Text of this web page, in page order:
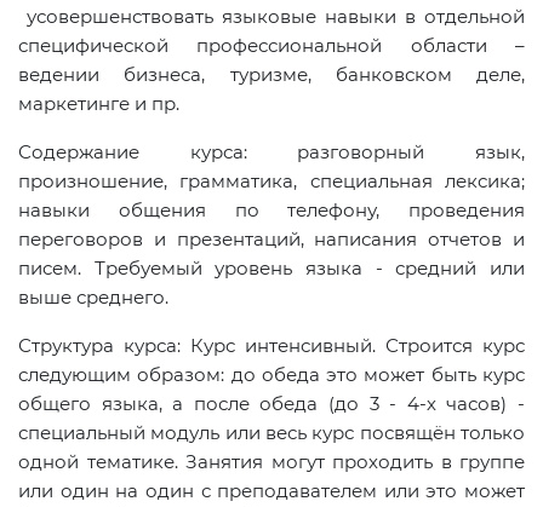
усовершенствовать языковые навыки в отдельной
специфической профессиональной области –
ведении бизнеса, туризме, банковском деле,
маркетинге и пр.
Содержание курса: разговорный язык,
произношение, грамматика, специальная лексика;
навыки общения по телефону, проведения
переговоров и презентаций, написания отчетов и
писем. Требуемый уровень языка - средний или
выше среднего.
Структура курса: Курс интенсивный. Строится курс
следующим образом: до обеда это может быть курс
общего языка, а после обеда (до 3 - 4-х часов) -
специальный модуль или весь курс посвящён только
одной тематике. Занятия могут проходить в группе
или один на один с преподавателем или это может